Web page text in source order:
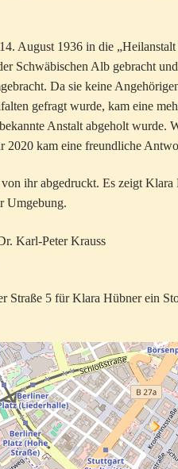
August 1936 in die
Schwäbischen Alb gebracht
Da sie keine
gefragt wurde, kam eine
Anstalt abgeholt wurde.
kam eine freundliche
ihr abgedruckt. Es zeigt
Umgebung.
Karl-Peter Krauss
Straße 5 für Klara Hübner ein